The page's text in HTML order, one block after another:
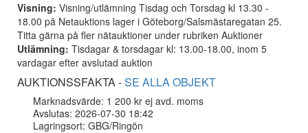
Visning: Visning/utlämning Tisdag och Torsdag kl 13.30 -
18.00 på Netauktions lager i Göteborg/Salsmästaregatan 25.
Titta gärna på fler nätauktioner under rubriken Auktioner
Utlämning: Tisdagar & torsdagar kl: 13.00-18.00, inom 5
vardagar efter avslutad auktion
AUKTIONSSFAKTA -SE ALLA OBJEKT
Marknadsvärde: 1 200 kr ej avd. moms
Avslutas: 2026-07-30 18:42
Lagringsort: GBG/Ringön